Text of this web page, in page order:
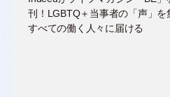
刊！LGBTQ＋当事者の「声」を
すべての働く人々に届ける